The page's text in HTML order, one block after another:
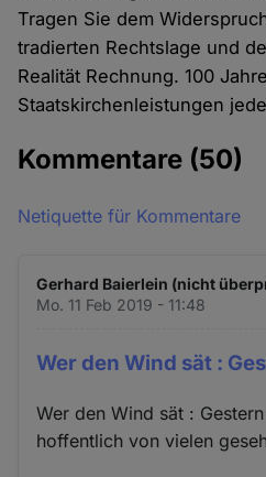
Tragen Sie dem
tradierten Rechtslage und
Realität Rechnung. 100 Jahre
Staatskirchenleistungen
Kommentare (50)
Netiquette für Kommentare
Gerhard Baierlein (nicht
Mo. 11 Feb 2019 - 11:48
Wer den Wind sät :
Wer den Wind sät :
hoffentlich von vielen